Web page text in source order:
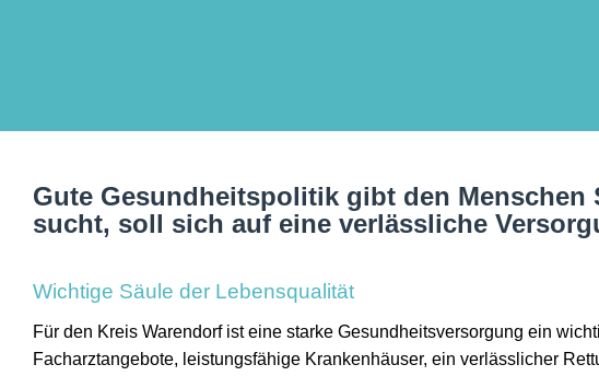
Gute Gesundheitspolitik gibt den
sucht, soll sich auf eine verlässliche
Wichtige Säule der Lebensqualität
Für den Kreis Warendorf ist eine starke Gesundheitsversorgung ein
Facharztangebote, leistungsfähige Krankenhäuser, ein verlässlicher